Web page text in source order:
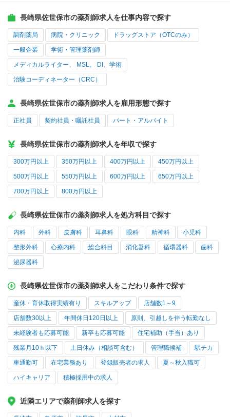
長崎県佐世保市の薬剤師求人を仕事内容で探す
調剤薬局 病院・クリニック ドラッグストア（OTCのみ）
一般企業 学術・管理薬剤師
メディカルライター、 MSL、 DI、学術
治験コーディネーター（CRC）
長崎県佐世保市の薬剤師求人を雇用形態で探す
正社員 契約社員・嘱託社員 パート・アルバイト
長崎県佐世保市の薬剤師求人を年収で探す
300万円以上 350万円以上 400万円以上 450万円以上
500万円以上 550万円以上 600万円以上 650万円以上
700万円以上 800万円以上
長崎県佐世保市の薬剤師求人を処方科目で探す
内科 外科 皮膚科 耳鼻科 眼科 精神科 小児科
整形外科 心療内科 総合科目 消化器科 循環器科 歯科
泌尿器科
長崎県佐世保市の薬剤師求人をこだわり条件で探す
産休・育休取得実績有り スキルアップ 店舗数1～9
店舗数30以上 年間休日120日以上 原則、引越しを伴う転勤なし
未経験者も応募可能 新卒も応募可能 住宅補助（手当）あり
残業月10ｈ以下 土日休み（相談可含む） 管理職候補 駅チカ
車通勤可 在宅業務あり 登録販売者の求人 夏～秋入職可
ハイキャリア 積極採用中の求人
近隣エリアで薬剤師求人を探す